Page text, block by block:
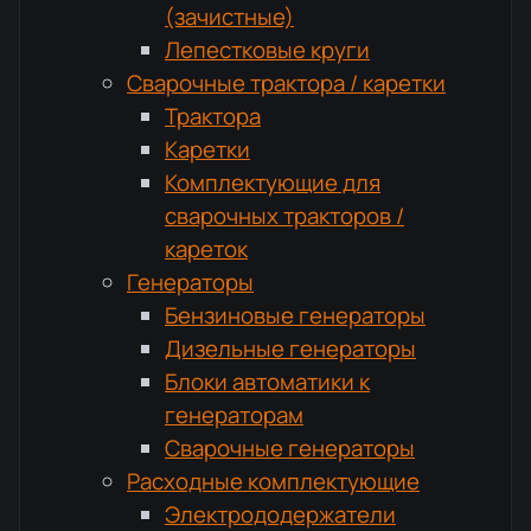
(зачистные)
Лепестковые круги
Сварочные трактора / каретки
Трактора
Каретки
Комплектующие для
сварочных тракторов /
кареток
Генераторы
Бензиновые генераторы
Дизельные генераторы
Блоки автоматики к
генераторам
Сварочные генераторы
Расходные комплектующие
Электрододержатели